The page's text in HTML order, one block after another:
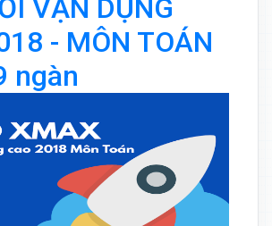
VẬN DỤNG
- MÔN TOÁN
ngàn